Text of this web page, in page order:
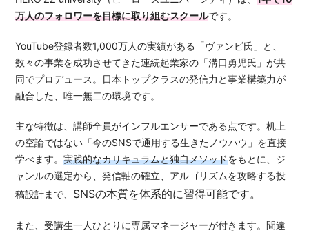
万人のフォロワーを目標に取り組むスクールです。
YouTube登録者数1,000万人の実績がある「ヴァンビ氏」と、
数々の事業を成功させてきた連続起業家の「溝口勇児氏」が共
同でプロデュース。日本トップクラスの発信力と事業構築力が
融合した、唯一無二の環境です。
主な特徴は、講師全員がインフルエンサーである点です。机上
の空論ではない「今のSNSで通用する生きたノウハウ」を直接
学べます。実践的なカリキュラムと独自メソッドをもとに、ジ
ャンルの選定から、発信軸の確立、アルゴリズムを攻略する投
稿設計まで、 SNSの本質を体系的に習得可能です。
また、受講生一人ひとりに専属マネージャーが付きます。間違